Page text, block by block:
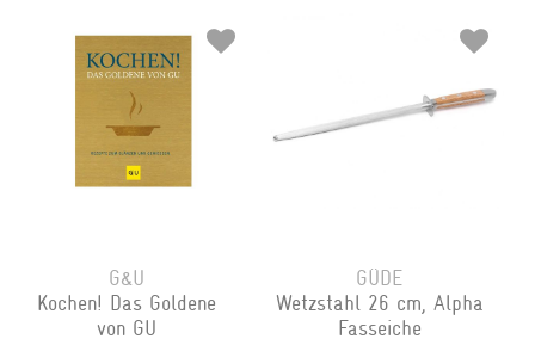
G&U
Kochen! Das Goldene
von GU
GÜDE
Wetzstahl 26 cm, Alpha
Fasseiche